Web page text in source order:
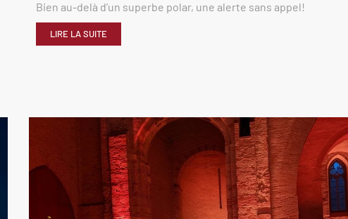
Bien au-delà d’un superbe polar, une alerte sans appel!
LIRE LA SUITE